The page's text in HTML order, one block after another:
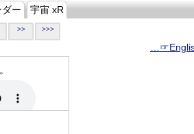
ー 宇宙 xR
>> >>>